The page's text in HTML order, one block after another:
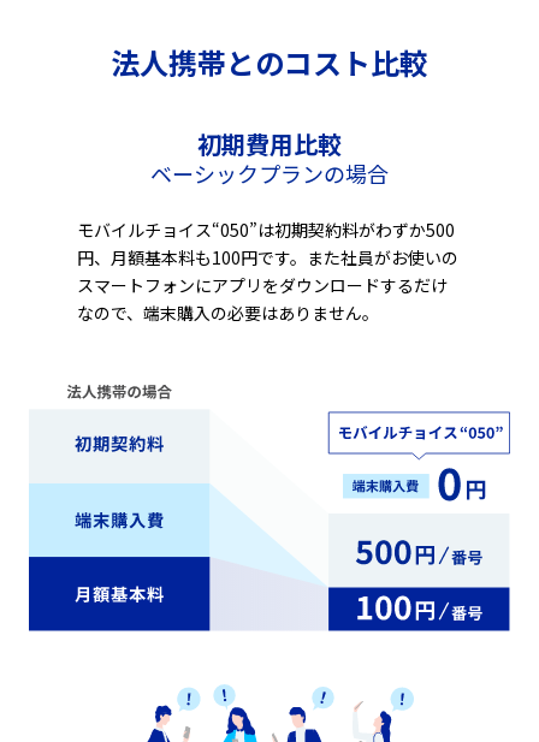
法人携帯とのコスト比較
初期費用比較
ベーシックプランの場合
モバイルチョイス“050”は初期契約料がわずか500
円、月額基本料も100円です。また社員がお使いの
スマートフォンにアプリをダウンロードするだけ
なので、端末購入の必要はありません。